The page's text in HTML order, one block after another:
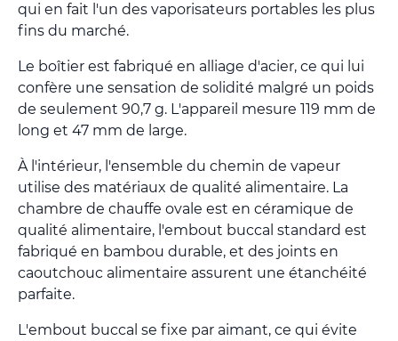
qui en fait l'un des vaporisateurs portables les plus
fins du marché.
Le boîtier est fabriqué en alliage d'acier, ce qui lui
confère une sensation de solidité malgré un poids
de seulement 90,7 g. L'appareil mesure 119 mm de
long et 47 mm de large.
À l'intérieur, l'ensemble du chemin de vapeur
utilise des matériaux de qualité alimentaire. La
chambre de chauffe ovale est en céramique de
qualité alimentaire, l'embout buccal standard est
fabriqué en bambou durable, et des joints en
caoutchouc alimentaire assurent une étanchéité
parfaite.
L'embout buccal se fixe par aimant, ce qui évite